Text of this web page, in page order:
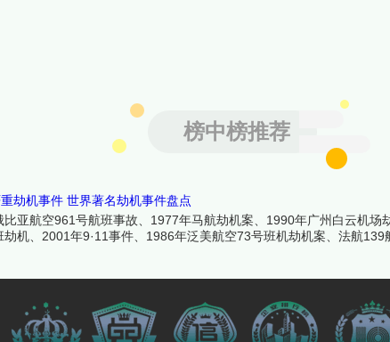
榜中榜推荐
劫机事件 世界著名劫机事件盘点
亚航空961号航班事故、1977年马航劫机案、1990年广州白云机
机、2001年9·11事件、1986年泛美航空73号班机劫机案、法航139